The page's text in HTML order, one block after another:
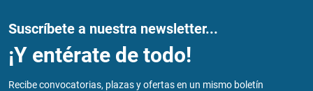
Suscríbete a nuestra newsletter...
¡Y entérate de todo!
Recibe convocatorias, plazas y ofertas en un mismo boletín